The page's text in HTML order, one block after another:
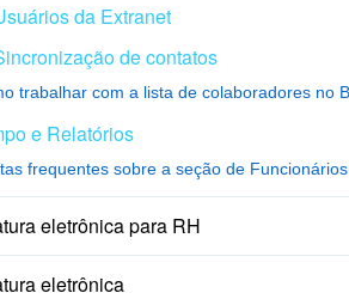
da Extranet
de contatos
e Relatórios
frequentes sobre a seção de Funcionários
eletrônica para RH
eletrônica